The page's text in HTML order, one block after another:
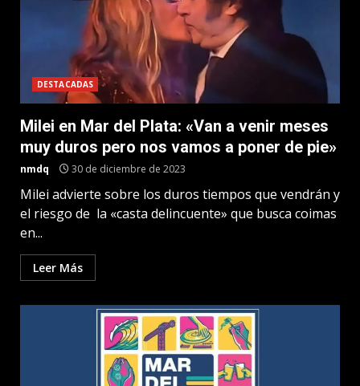
DESTACADAS
Milei en Mar del Plata: «Van a venir meses
muy duros pero nos vamos a poner de pie»
nmdq 30 de diciembre de 2023
Milei advierte sobre los duros tiempos que vendrán y
el riesgo de la «casta delincuente» que busca coimas
en...
Leer Más